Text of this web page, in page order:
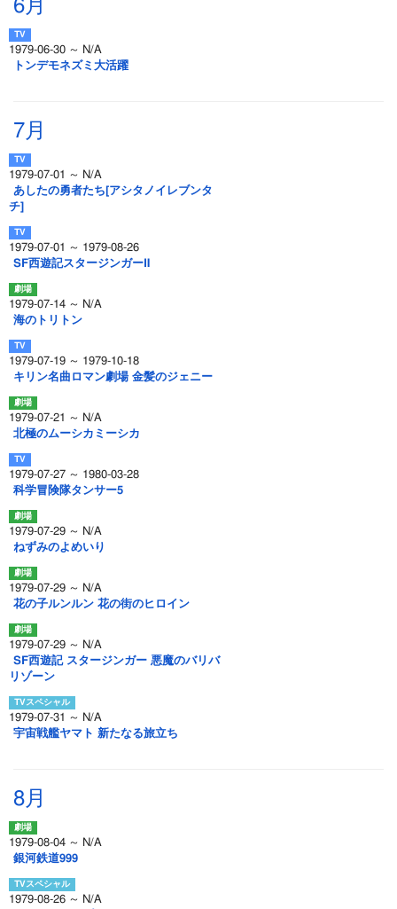
6月
1979-06-30 ～ N/A
トンデモネズミ大活躍
7月
1979-07-01 ～ N/A
あしたの勇者たち[アシタノイレブンタ
チ]
1979-07-01 ～ 1979-08-26
SF西遊記スタージンガーⅡ
1979-07-14 ～ N/A
海のトリトン
1979-07-19 ～ 1979-10-18
キリン名曲ロマン劇場 金髪のジェニー
1979-07-21 ～ N/A
北極のムーシカミーシカ
1979-07-27 ～ 1980-03-28
科学冒険隊タンサー5
1979-07-29 ～ N/A
ねずみのよめいり
1979-07-29 ～ N/A
花の子ルンルン 花の街のヒロイン
1979-07-29 ～ N/A
SF西遊記 スタージンガー 悪魔のバリバ
リゾーン
1979-07-31 ～ N/A
宇宙戦艦ヤマト 新たなる旅立ち
8月
1979-08-04 ～ N/A
銀河鉄道999
1979-08-26 ～ N/A